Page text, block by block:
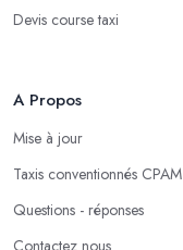
Devis course taxi
A Propos
Mise à jour
Taxis conventionnés CPAM
Questions - réponses
Contactez nous